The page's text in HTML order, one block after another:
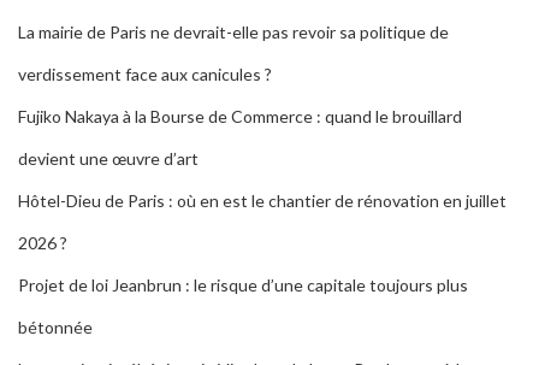
La mairie de Paris ne devrait-elle pas revoir sa politique de
verdissement face aux canicules ?
Fujiko Nakaya à la Bourse de Commerce : quand le brouillard
devient une œuvre d’art
Hôtel-Dieu de Paris : où en est le chantier de rénovation en juillet
2026 ?
Projet de loi Jeanbrun : le risque d’une capitale toujours plus
bétonnée